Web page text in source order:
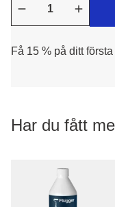
Få 15 % på ditt första
Har du fått